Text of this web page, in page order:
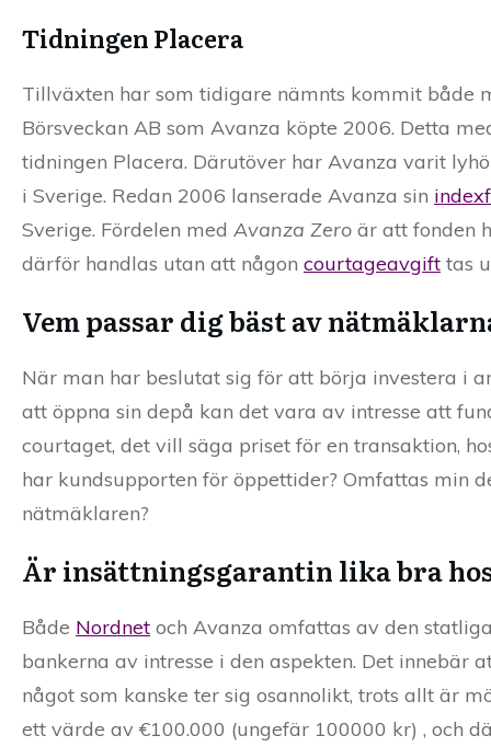
Tidningen Placera
Tillväxten har som tidigare nämnts kommit
Börsveckan AB som Avanza köpte 2006. Detta
tidningen Placera. Därutöver har Avanza varit
i Sverige. Redan 2006 lanserade Avanza sin
Sverige. Fördelen med Avanza Zero är att fonden
därför handlas utan att någon courtageavgift tas
Vem passar dig bäst av
När man har beslutat sig för att börja investera i
att öppna sin depå kan det vara av intresse att
courtaget, det vill säga priset för en transaktion,
har kundsupporten för öppettider? Omfattas min
nätmäklaren?
Är insättningsgarantin lika bra
Både Nordnet och Avanza omfattas av den
bankerna av intresse i den aspekten. Det innebär
något som kanske ter sig osannolikt, trots allt är
ett värde av €100.000 (ungefär 100000 kr) , och